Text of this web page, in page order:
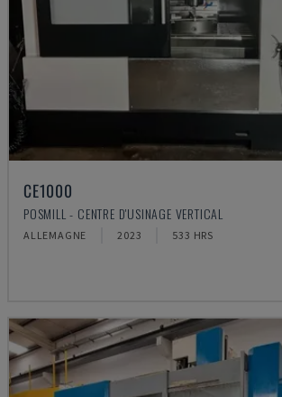
CE1000
POSMILL - CENTRE D'USINAGE VERTICAL
ALLEMAGNE 2023 533 HRS